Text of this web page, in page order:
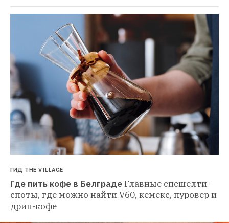
ГИД THE VILLAGE
Где пить кофе в БелградеГлавные спешелти-
споты, где можно найти V60, кемекс, пуровер и
дрип-кофе